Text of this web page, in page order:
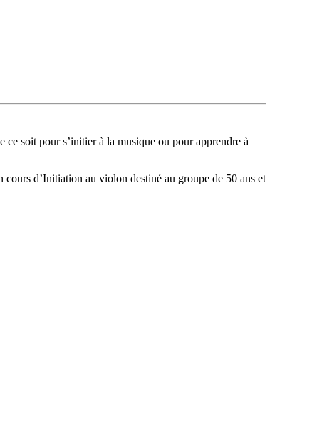
soit pour s’initier à la musique ou pour apprendre à
cours d’Initiation au violon destiné au groupe de 50 ans et